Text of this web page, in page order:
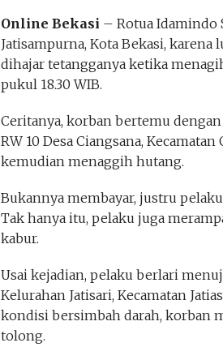
Online Bekasi – Rotua Idamindo
Jatisampurna, Kota Bekasi, karena
dihajar tetangganya ketika
pukul 18.30 WIB.
Ceritanya, korban bertemu
RW 10 Desa Ciangsana,
kemudian menaggih hutang.
Bukannya membayar, justru
Tak hanya itu, pelaku juga
kabur.
Usai kejadian, pelaku berlari
Kelurahan Jatisari, Kecamatan
kondisi bersimbah darah, korban
tolong.